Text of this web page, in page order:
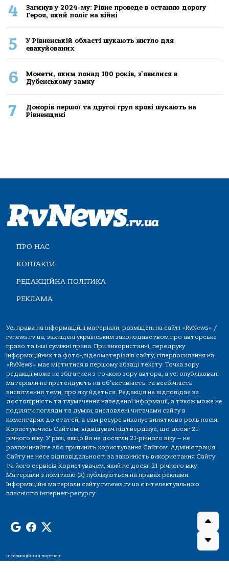
4
Загинув у 2024-му: Рівне проведе в останню дорогу
Героя, який поліг на війні
5
У Рівненській області шукають житло для
евакуйованих
6
Монети, яким понад 100 років, з'явилися в
Дубенському замку
7
Донорів першої та другої груп крові шукають на
Рівненщині
ПРО НАС
КОНТАКТИ
РЕДАКЦІЙНА ПОЛІТИКА
РЕКЛАМА
Усі права на інформаційні матеріали, розміщені на сайті «RvNews» /
rvnews.rv.ua, захищені українським законодавством про авторське
право та інші суміжні права. При використанні, передруку
інформаційних та фото-,відеоматеріалів сайту, гіперпосилання на
«RvNews» має міститися в першому абзаці тексту. Точка зору
редакції може не збігатися з точкою зору автора, а усі опубліковані
матеріали не претендують на об'єктивність та всебічність
висвітлення теми, про яку йдеться. Редакція не відповідає за
достовірність та тлумачення наведеної інформації, а також може не
поділяти погляди та думки, висловлені читачами сайту в
коментарях до статей, а сам ресурс виконує винятково роль носія.
Користуючись Сайтом, відвідувач підтверджує, що досяг 21-
річного віку. У разі, якщо Ви не досягли 21-річного віку — не
розпочинайте або припиніть користування Сайтом. Адміністрація
Сайту не несе відповідальності за законність використання Сайту
та його сервісів Користувачем, який не досяг 21-річного віку.
Матеріали з поміткою (R) публікуються на правах реклами.
Інформаційні матеріали сайту rvnews.rv.ua є інтелектуальною
власністю інтернет-ресурсу.
Інформаційний партнер: